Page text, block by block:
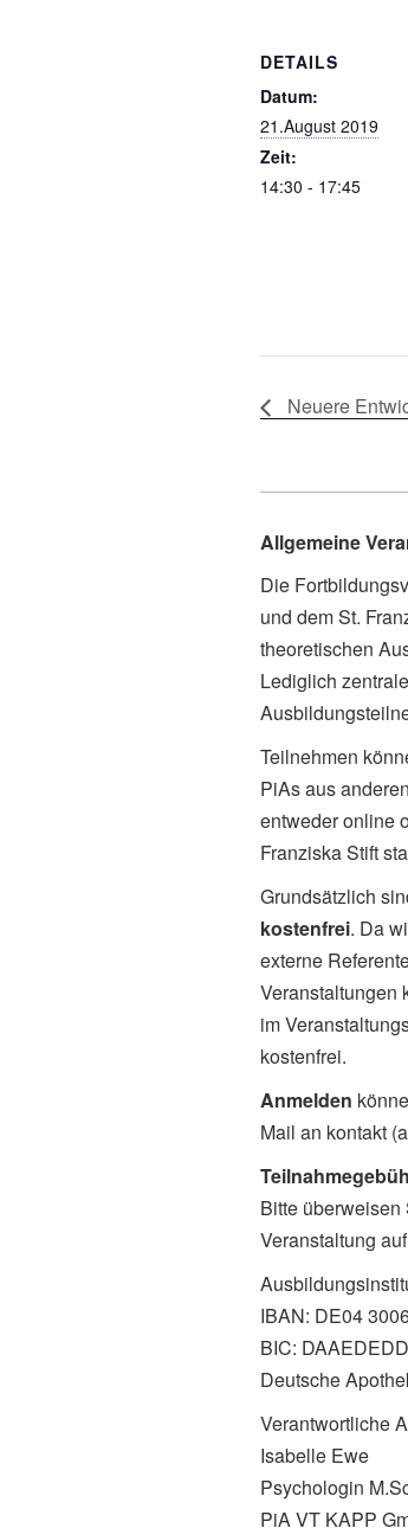
DETAILS
Datum:
21.August 2019
Zeit:
14:30 - 17:45
Neuere
Allgemeine
Die
und dem St.
theoretischen
Lediglich
Teilnehmen
PiAs aus
entweder online
Franziska Stift
Grundsätzlich
kostenfrei. Da
externe
Veranstaltungen
im
kostenfrei.
Anmelden
Mail an kontakt
Bitte
Veranstaltung
IBAN: DE04
BIC:
Deutsche
Verantwortliche
Isabelle Ewe
Psychologin
PiA VT KAPP